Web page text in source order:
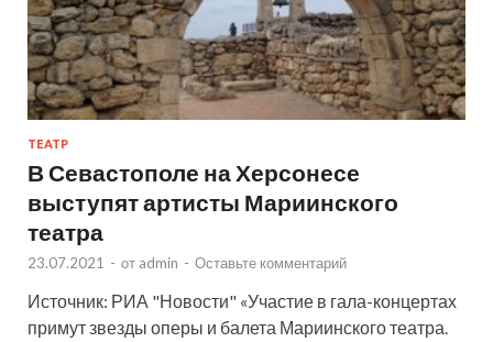
ТЕАТР
В Севастополе на Херсонесе
выступят артисты Мариинского
театра
23.07.2021 - от admin - Оставьте комментарий
Источник: РИА "Новости" «Участие в гала-концертах
примут звезды оперы и балета Мариинского театра.